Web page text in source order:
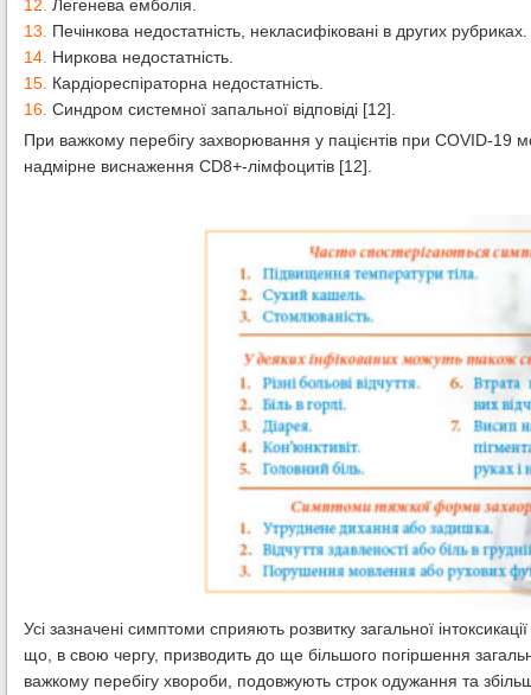
12. Легенева емболія.
13. Печінкова недостатність, некласифіковані в других рубриках.
14. Ниркова недостатність.
15. Кардіореспіраторна недостатність.
16. Синдром системної запальної відповіді [12].
При важкому перебігу захворювання у пацієнтів при COVID-19
надмірне виснаження CD8+-лімфоцитів [12].
Усі зазначені симптоми сприяють розвитку загальної
що, в свою чергу, призводить до ще більшого погіршення
важкому перебігу хвороби, подовжують строк одужання та